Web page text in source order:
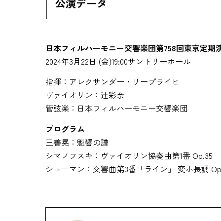
日本フィルハーモニー交響楽団第758回東京定期
2024年3月22日 (金)19:00サントリーホール
指揮：アレクサンダー・リープライヒ
ヴァイオリン：辻彩奈
管弦楽：日本フィルハーモニー交響楽団
プログラム
三善晃：魁響の譜
シマノフスキ：ヴァイオリン協奏曲第1番 Op.35
シューマン：交響曲第3番「ライン」 変ホ長調